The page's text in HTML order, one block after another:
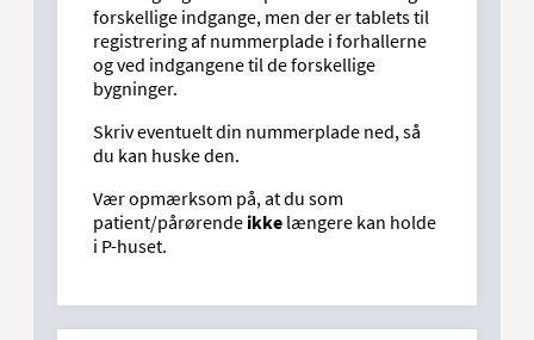
forskellige indgange, men der er tablets til
registrering af nummerplade i forhallerne
og ved indgangene til de forskellige
bygninger.
Skriv eventuelt din nummerplade ned, så
du kan huske den.
Vær opmærksom på, at du som
patient/pårørende ikke længere kan holde
i P-huset.